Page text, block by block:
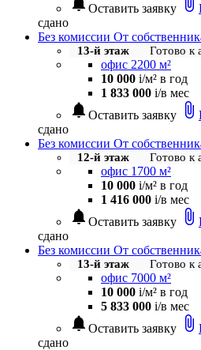
Оставить заявку
сдано
Без комиссии От
13-й этаж Готово к
офис 2200 м²
10 000 i/м² в год
1 833 000 i/в мес
notifications Оставить заявку attach_file
сдано
Без комиссии От
12-й этаж Готово к
офис 1700 м²
10 000 i/м² в год
1 416 000 i/в мес
notifications Оставить заявку attach_file
сдано
Без комиссии От
13-й этаж Готово к
офис 7000 м²
10 000 i/м² в год
5 833 000 i/в мес
notifications Оставить заявку attach_file
сдано